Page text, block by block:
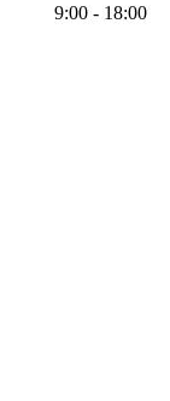
9:00 - 18:00